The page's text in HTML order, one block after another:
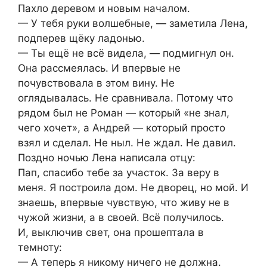
Пахло деревом и новым началом.
— У тебя руки волшебные, — заметила Лена,
подперев щёку ладонью.
— Ты ещё не всё видела, — подмигнул он.
Она рассмеялась. И впервые не
почувствовала в этом вину. Не
оглядывалась. Не сравнивала. Потому что
рядом был не Роман — который «не знал,
чего хочет», а Андрей — который просто
взял и сделал. Не ныл. Не ждал. Не давил.
Поздно ночью Лена написала отцу:
Пап, спасибо тебе за участок. За веру в
меня. Я построила дом. Не дворец, но мой. И
знаешь, впервые чувствую, что живу не в
чужой жизни, а в своей. Всё получилось.
И, выключив свет, она прошептала в
темноту:
— А теперь я никому ничего не должна.